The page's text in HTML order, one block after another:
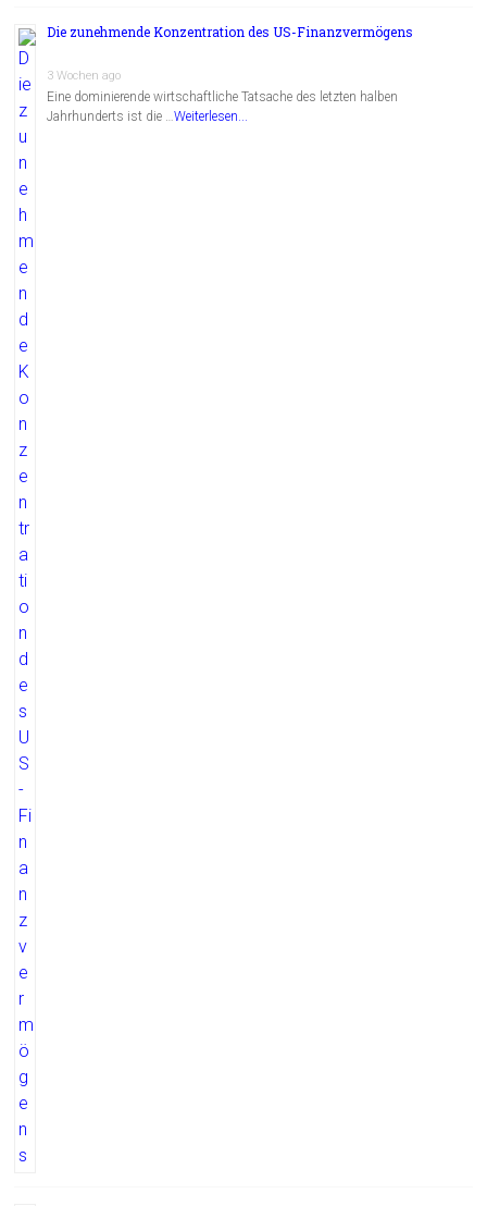
Die zunehmende Konzentration des US-Finanzvermögens
3 Wochen ago
Eine dominierende wirtschaftliche Tatsache des letzten halben
Jahrhunderts ist die …Weiterlesen...